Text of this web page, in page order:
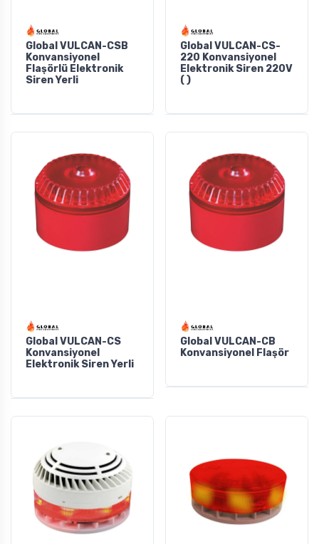
Global VULCAN-CSB
Konvansiyonel
Flaşörlü Elektronik
Siren Yerli
Global VULCAN-CS-
220 Konvansiyonel
Elektronik Siren 220V
( )
Global VULCAN-CS
Konvansiyonel
Elektronik Siren Yerli
Global VULCAN-CB
Konvansiyonel Flaşör